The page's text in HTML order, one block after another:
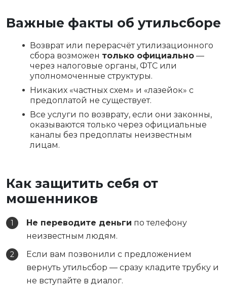
Важные факты об утильсборе
Возврат или перерасчёт утилизационного
сбора возможен только официально —
через налоговые органы, ФТС или
уполномоченные структуры.
Никаких «частных схем» и «лазейок» с
предоплатой не существует.
Все услуги по возврату, если они законны,
оказываются только через официальные
каналы без предоплаты неизвестным
лицам.
Как защитить себя от
мошенников
Не переводите деньги по телефону
неизвестным людям.
Если вам позвонили с предложением
вернуть утильсбор — сразу кладите трубку и
не вступайте в диалог.